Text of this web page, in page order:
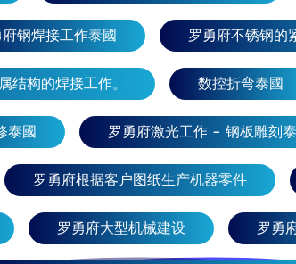
钢焊接工作泰國 罗勇府不锈钢的
构的焊接工作。 数控折弯泰國
泰國 罗勇府激光工作 - 钢板雕刻
罗勇府根据客户图纸生产机器零件
罗勇府大型机械建设 罗勇